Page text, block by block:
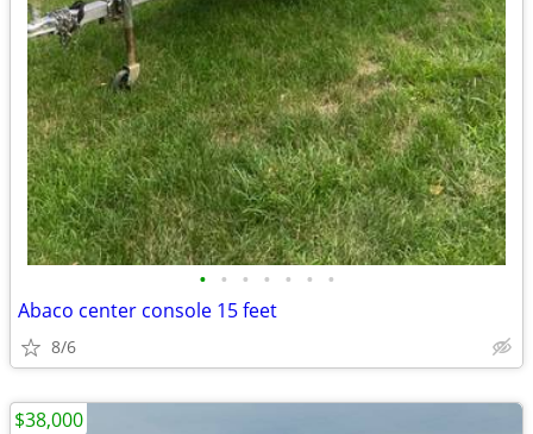
• • • • • • •
Abaco center console 15 feet
8/6
$38,000